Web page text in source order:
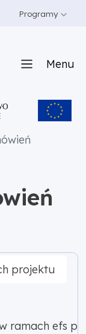
Programy
Menu
projektu
ramach efs